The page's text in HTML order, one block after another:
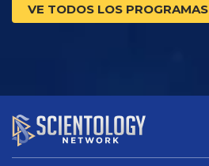
VE TODOS LOS PROGRAMAS